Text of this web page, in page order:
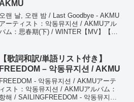
AKMU
오랜 날, 오랜 밤 / Last Goodbye - AKMU
アーティスト：악동뮤지션 / AKMUアル
ム：思春期(下) / WINTER【MV】【す
♪오...
【歌詞和訳/単語リスト付き】
FREEDOM – 악동뮤지션 / AKMU
FREEDOM - 악동뮤지션 / AKMUアーテ
ィスト：악동뮤지션 / AKMUアルバム：
항해 / SAILINGFREEDOM - 악동뮤지션 /